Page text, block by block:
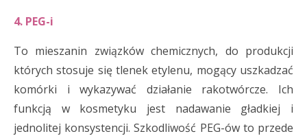
4. PEG-i
To mieszanin związków chemicznych, do produkcji
których stosuje się tlenek etylenu, mogący uszkadzać
komórki i wykazywać działanie rakotwórcze. Ich
funkcją w kosmetyku jest nadawanie gładkiej i
jednolitej konsystencji. Szkodliwość PEG-ów to przede